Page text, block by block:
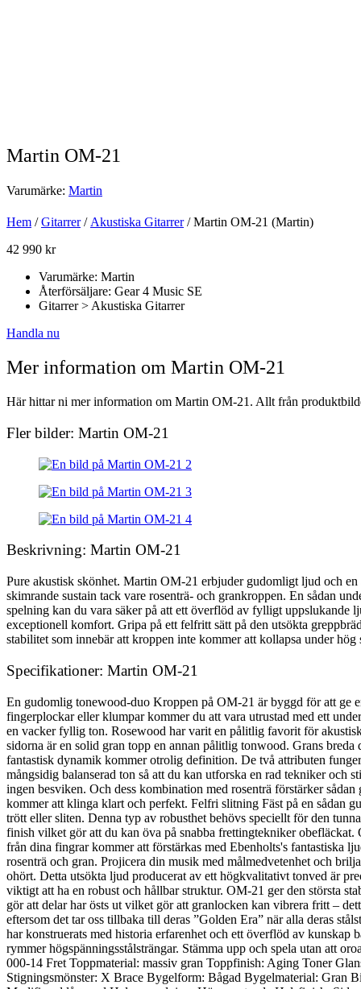
Martin OM-21
Varumärke: Martin
Hem /Gitarrer/Akustiska Gitarrer/ Martin OM-21 (Martin)
42 990 kr
Varumärke: Martin
Återförsäljare: Gear 4 Music SE
Gitarrer > Akustiska Gitarrer
Handla nu
Mer information om Martin OM-21
Här hittar ni mer information om Martin OM-21. Allt från
Fler bilder: Martin OM-21
Beskrivning: Martin OM-21
Pure akustisk skönhet. Martin OM-21 erbjuder gudomligt ljud och
skimrande sustain tack vare rosenträ- och grankroppen. En sådan
spelning kan du vara säker på att ett överflöd av fylligt uppslukande
exceptionell komfort. Gripa på ett felfritt sätt på den utsökta
stabilitet som innebär att kroppen inte kommer att kollapsa under
Specifikationer: Martin OM-21
En gudomlig tonewood-duo Kroppen på OM-21 är byggd för att ge
fingerplockar eller klumpar kommer du att vara utrustad med ett
en vacker fyllig ton. Rosewood har varit en pålitlig favorit för
sidorna är en solid gran topp en annan pålitlig tonwood. Grans
fantastisk dynamik kommer otrolig definition. De två attributen
mångsidig balanserad ton så att du kan utforska en rad tekniker
ingen besviken. Och dess kombination med rosenträ förstärker
kommer att klinga klart och perfekt. Felfri slitning Fäst på en sådan
trött eller sliten. Denna typ av robusthet behövs speciellt för den
finish vilket gör att du kan öva på snabba frettingtekniker obefläckat.
från dina fingrar kommer att förstärkas med Ebenholts's fantastiska
rosenträ och gran. Projicera din musik med målmedvetenhet och
ohört. Detta utsökta ljud producerat av ett högkvalitativt tonved är
viktigt att ha en robust och hållbar struktur. OM-21 ger den största
gör att delar har östs ut vilket gör att granlocken kan vibrera fritt –
eftersom det tar oss tillbaka till deras ”Golden Era” när alla deras
har konstruerats med historia erfarenhet och ett överflöd av
rymmer högspänningsstålsträngar. Stämma upp och spela utan att
000-14 Fret Toppmaterial: massiv gran Toppfinish: Aging Toner
Stigningsmönster: X Brace Bygelform: Bågad Bygelmaterial: Gran